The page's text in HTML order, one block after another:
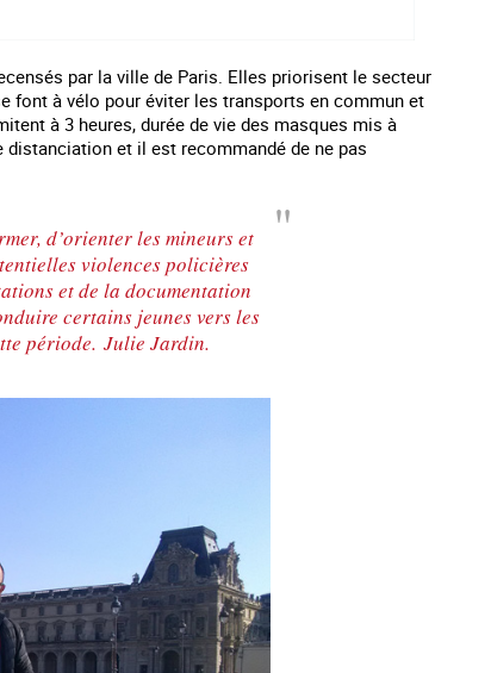
par la ville de Paris. Elles priorisent le secteur
font à vélo pour éviter les transports en commun et
à 3 heures, durée de vie des masques mis à
et il est recommandé de ne pas
d’orienter les mineurs et
violences policières
et de la documentation
certains jeunes vers les
période. Julie Jardin.